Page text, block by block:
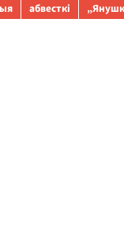
абвесткі